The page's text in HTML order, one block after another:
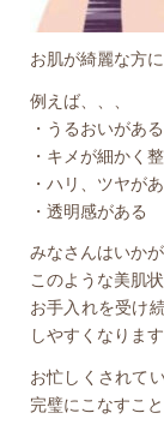
お肌が綺麗な方
例えば、、、
・うるおいがある
・キメが細かく
・ハリ、ツヤが
・透明感がある
みなさんはいか
このような美肌
お手入れを受け
しやすくなります
お忙しくされて
完璧にこなすこ